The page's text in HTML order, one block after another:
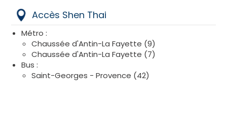
Accès Shen Thai
Métro :
Chaussée d'Antin-La Fayette (9)
Chaussée d'Antin-La Fayette (7)
Bus :
Saint-Georges - Provence (42)